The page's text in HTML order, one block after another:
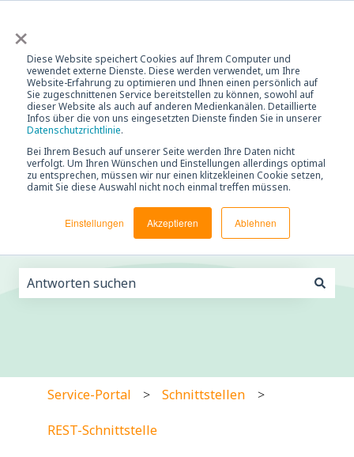
×
Diese Website speichert Cookies auf Ihrem Computer und
vewendet externe Dienste. Diese werden verwendet, um Ihre
Website-Erfahrung zu optimieren und Ihnen einen persönlich auf
Sie zugeschnittenen Service bereitstellen zu können, sowohl auf
dieser Website als auch auf anderen Medienkanälen. Detaillierte
Infos über die von uns eingesetzten Dienste finden Sie in unserer
Datenschutzrichtlinie.
Bei Ihrem Besuch auf unserer Seite werden Ihre Daten nicht
verfolgt. Um Ihren Wünschen und Einstellungen allerdings optimal
zu entsprechen, müssen wir nur einen klitzekleinen Cookie setzen,
damit Sie diese Auswahl nicht noch einmal treffen müssen.
Einstellungen Akzeptieren Ablehnen
customX
Service-Portal
Service-Portal Schnittstellen
REST-Schnittstelle